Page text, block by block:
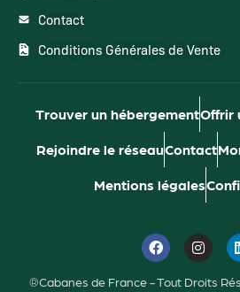
Contact
Conditions Générales de Vente
Trouver un hébergementOffrir
Rejoindre le réseauContact
Mentions légales
®Cabanes de France - Tout Droits